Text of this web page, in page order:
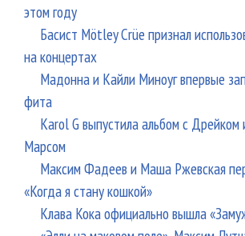
этом году
Басист Mötley Crüe признал
на концертах
Мадонна и Кайли Миноуг впервые
фита
Karol G выпустила альбом с Дрейком
Марсом
Максим Фадеев и Маша Ржевская
«Когда я стану кошкой»
Клава Кока официально вышла